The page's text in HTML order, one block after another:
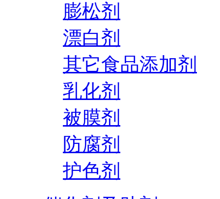
膨松剂
漂白剂
其它食品添加剂
乳化剂
被膜剂
防腐剂
护色剂